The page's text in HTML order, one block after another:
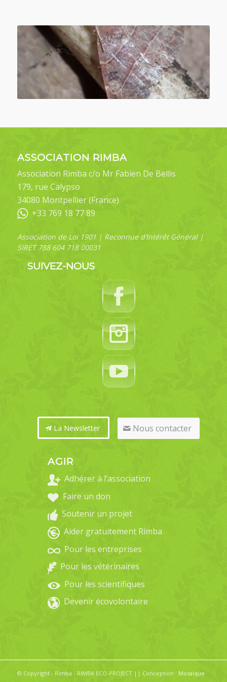
ASSOCIATION RIMBA
Association Rimba c/o Mr Fabien De Bellis
179, rue Calypso
34080 Montpellier (France)
+33 769 18 77 89
Association de Loi 1901 | Reconnue d’Intérêt Général |
SIRET 788 604 718 00031
SUIVEZ-NOUS
La Newsletter Nous contacter
AGIR
Adhérer à l’association
Faire un don
Soutenir un projet
Aider gratuitement Rimba
Pour les entreprises
Pour les vétérinaires
Pour les scientifiques
Devenir écovolontaire
© Copyright - Rimba - RIMBA ECO-PROJECT || Conception : Mosaïque